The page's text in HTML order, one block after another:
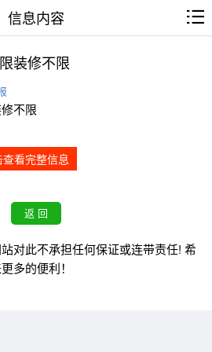
信息内容
装修不限
不限
查看完整信息
对此不承担任何保证或连带责任! 希
多的便利！